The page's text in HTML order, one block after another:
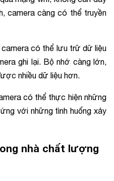
camera càng có thể truyền
có thể lưu trữ dữ liệu
ghi lại. Bộ nhớ càng lớn,
nhiều dữ liệu hơn.
có thể thực hiện những
với những tình huống xảy
nhà chất lượng